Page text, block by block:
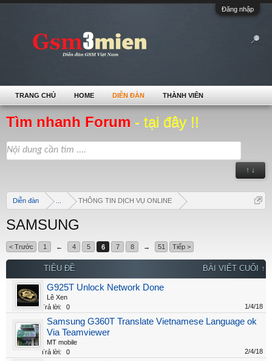
Đăng nhập
Tìm nhanh Forum - tại đây !!
↑ ↓
Diễn đàn THÔNG TIN DỊCH VỤ ONLINE
SAMSUNG
< Trước 1 ← 4 5 6 7 8 → 51 Tiếp >
TIÊU ĐỀ BÀI VIẾT CUỐI ↑
G925T Unlock Network Done
Lê Xen
Trả lời:
0 1/4/18
Samsung G360T Translate Vietnamese Language ok
Via Teamviewer
MT mobile
Trả lời:
0 2/4/18
TRANG CHỦ HOME DIỄN ĐÀN THÀNH VIÊN